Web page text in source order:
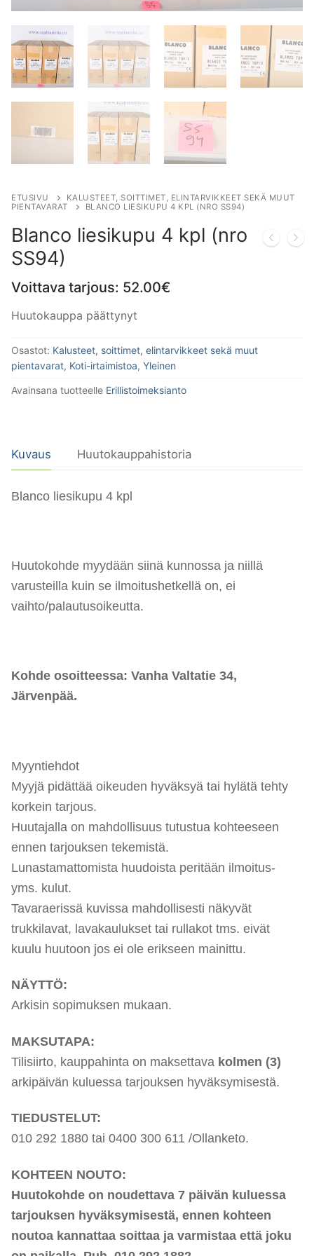
ETUSIVU
KALUSTEET, SOITTIMET, ELINTARVIKKEET SEKÄ MUUT
PIENTAVARAT
BLANCO LIESIKUPU 4 KPL (NRO SS94)
Blanco liesikupu 4 kpl (nro
SS94)
Voittava tarjous: 52.00€
Huutokauppa päättynyt
Osastot: Kalusteet, soittimet, elintarvikkeet sekä muut
pientavarat, Koti-irtaimistoa, Yleinen
Avainsana tuotteelle Erillistoimeksianto
Kuvaus Huutokauppahistoria
Blanco liesikupu 4 kpl
Huutokohde myydään siinä kunnossa ja niillä
varusteilla kuin se ilmoitushetkellä on, ei
vaihto/palautusoikeutta.
Kohde osoitteessa: Vanha Valtatie 34,
Järvenpää.
Myyntiehdot
Myyjä pidättää oikeuden hyväksyä tai hylätä tehty
korkein tarjous.
Huutajalla on mahdollisuus tutustua kohteeseen
ennen tarjouksen tekemistä.
Lunastamattomista huudoista peritään ilmoitus-
yms. kulut.
Tavaraerissä kuvissa mahdollisesti näkyvät
trukkilavat, lavakaulukset tai rullakot tms. eivät
kuulu huutoon jos ei ole erikseen mainittu.
NÄYTTÖ:
Arkisin sopimuksen mukaan.
MAKSUTAPA:
Tilisiirto, kauppahinta on maksettava kolmen (3)
arkipäivän kuluessa tarjouksen hyväksymisestä.
TIEDUSTELUT:
010 292 1880 tai 0400 300 611 /Ollanketo.
KOHTEEN NOUTO:
Huutokohde on noudettava 7 päivän kuluessa
tarjouksen hyväksymisestä, ennen kohteen
noutoa kannattaa soittaa ja varmistaa että joku